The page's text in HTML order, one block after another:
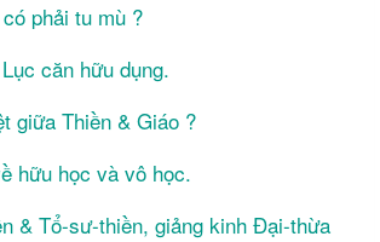
phải tu mù ?
căn hữu dụng.
giữa Thiền & Giáo ?
hữu học và vô học.
& Tổ-sư-thiền, giảng kinh Đại-thừa